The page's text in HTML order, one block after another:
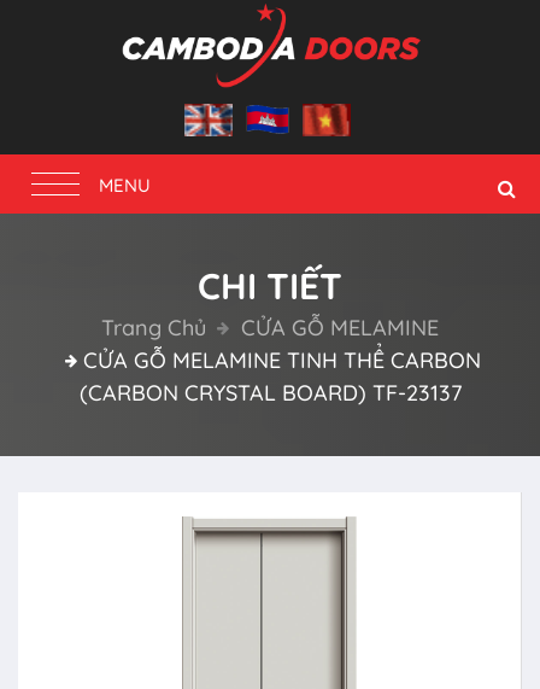
Toggle
navigation
MENU
CHI TIẾT
Trang Chủ
CỬA GỖ MELAMINE
CỬA GỖ MELAMINE TINH THỂ CARBON
(CARBON CRYSTAL BOARD) TF-23137